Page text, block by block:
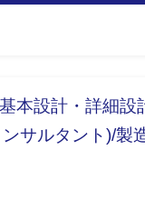
本設計・詳細設
サルタント)/製